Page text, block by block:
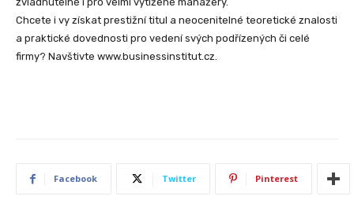
Chcete i vy získat prestižní titul a neocenitelné teoretické znalosti
a praktické dovednosti pro vedení svých podřízených či celé
firmy? Navštivte www.businessinstitut.cz.
Facebook Twitter Pinterest